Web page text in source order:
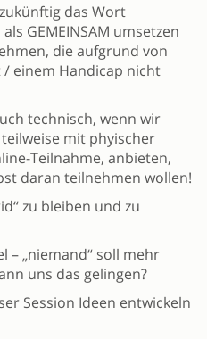
das Wort
GEMEINSAM umsetzen
die aufgrund von
einem Handicap nicht
technisch, wenn wir
mit phyischer
Teilnahme, anbieten,
daran teilnehmen wollen!
zu bleiben und zu
– „niemand“ soll mehr
uns das gelingen?
Session Ideen entwickeln